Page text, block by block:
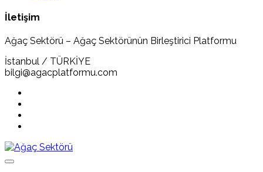
İletişim
Ağaç Sektörü – Ağaç Sektörünün Birleştirici Platformu
İstanbul / TÜRKİYE
bilgi@agacplatformu.com